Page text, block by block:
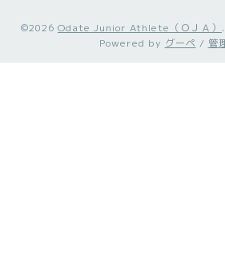
©2026 Odate Junior Athlete（ＯＪＡ）
Powered by グーペ / 管